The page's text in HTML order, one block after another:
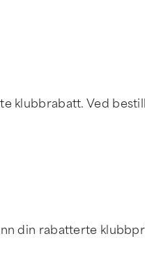
klubbrabatt. Ved
din rabatterte